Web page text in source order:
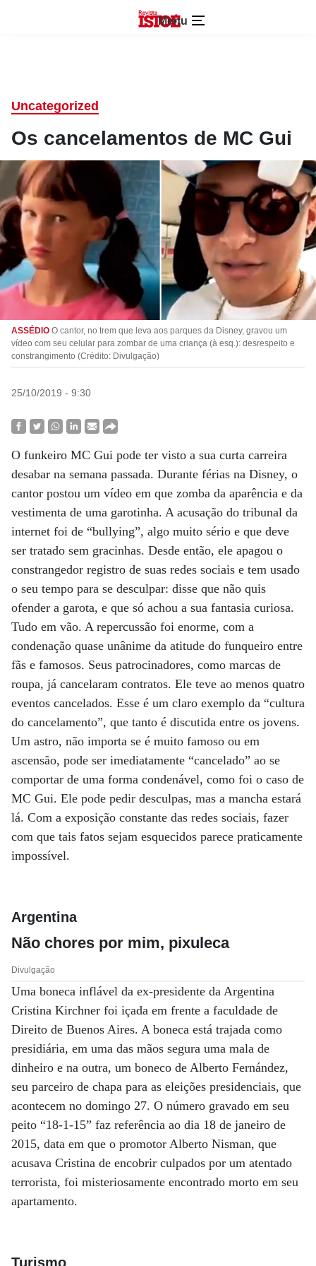
Menu
Uncategorized
Os cancelamentos de MC Gui
ASSÉDIO O cantor, no trem que leva aos parques da Disney, gravou um
vídeo com seu celular para zombar de uma criança (à esq.): desrespeito e
constrangimento (Crédito: Divulgação)
25/10/2019 - 9:30
O funkeiro MC Gui pode ter visto a sua curta carreira
desabar na semana passada. Durante férias na Disney, o
cantor postou um vídeo em que zomba da aparência e da
vestimenta de uma garotinha. A acusação do tribunal da
internet foi de “bullying”, algo muito sério e que deve
ser tratado sem gracinhas. Desde então, ele apagou o
constrangedor registro de suas redes sociais e tem usado
o seu tempo para se desculpar: disse que não quis
ofender a garota, e que só achou a sua fantasia curiosa.
Tudo em vão. A repercussão foi enorme, com a
condenação quase unânime da atitude do funqueiro entre
fãs e famosos. Seus patrocinadores, como marcas de
roupa, já cancelaram contratos. Ele teve ao menos quatro
eventos cancelados. Esse é um claro exemplo da “cultura
do cancelamento”, que tanto é discutida entre os jovens.
Um astro, não importa se é muito famoso ou em
ascensão, pode ser imediatamente “cancelado” ao se
comportar de uma forma condenável, como foi o caso de
MC Gui. Ele pode pedir desculpas, mas a mancha estará
lá. Com a exposição constante das redes sociais, fazer
com que tais fatos sejam esquecidos parece praticamente
impossível.
Argentina
Não chores por mim, pixuleca
Divulgação
Uma boneca inflável da ex-presidente da Argentina
Cristina Kirchner foi içada em frente a faculdade de
Direito de Buenos Aires. A boneca está trajada como
presidiária, em uma das mãos segura uma mala de
dinheiro e na outra, um boneco de Alberto Fernández,
seu parceiro de chapa para as eleições presidenciais, que
acontecem no domingo 27. O número gravado em seu
peito “18-1-15” faz referência ao dia 18 de janeiro de
2015, data em que o promotor Alberto Nisman, que
acusava Cristina de encobrir culpados por um atentado
terrorista, foi misteriosamente encontrado morto em seu
apartamento.
Turismo